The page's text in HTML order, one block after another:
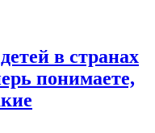
в странах
понимаете,